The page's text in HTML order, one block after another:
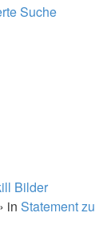
Suche
Bilder
in Statement zu